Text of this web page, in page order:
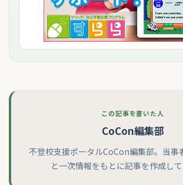
この記事を書いた人
CoCon編集部
不登校支援ポータルCoCon編集部。当事
と一次情報をもとに記事を作成して